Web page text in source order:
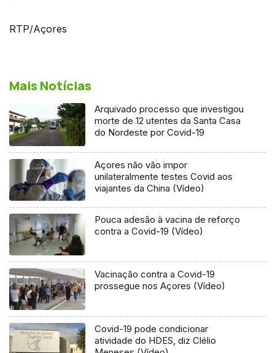
RTP/Açores
Mais Notícias
Arquivado processo que investigou
morte de 12 utentes da Santa Casa
do Nordeste por Covid-19
Açores não vão impor
unilateralmente testes Covid aos
viajantes da China (Vídeo)
Pouca adesão à vacina de reforço
contra a Covid-19 (Vídeo)
Vacinação contra a Covid-19
prossegue nos Açores (Vídeo)
Covid-19 pode condicionar
atividade do HDES, diz Clélio